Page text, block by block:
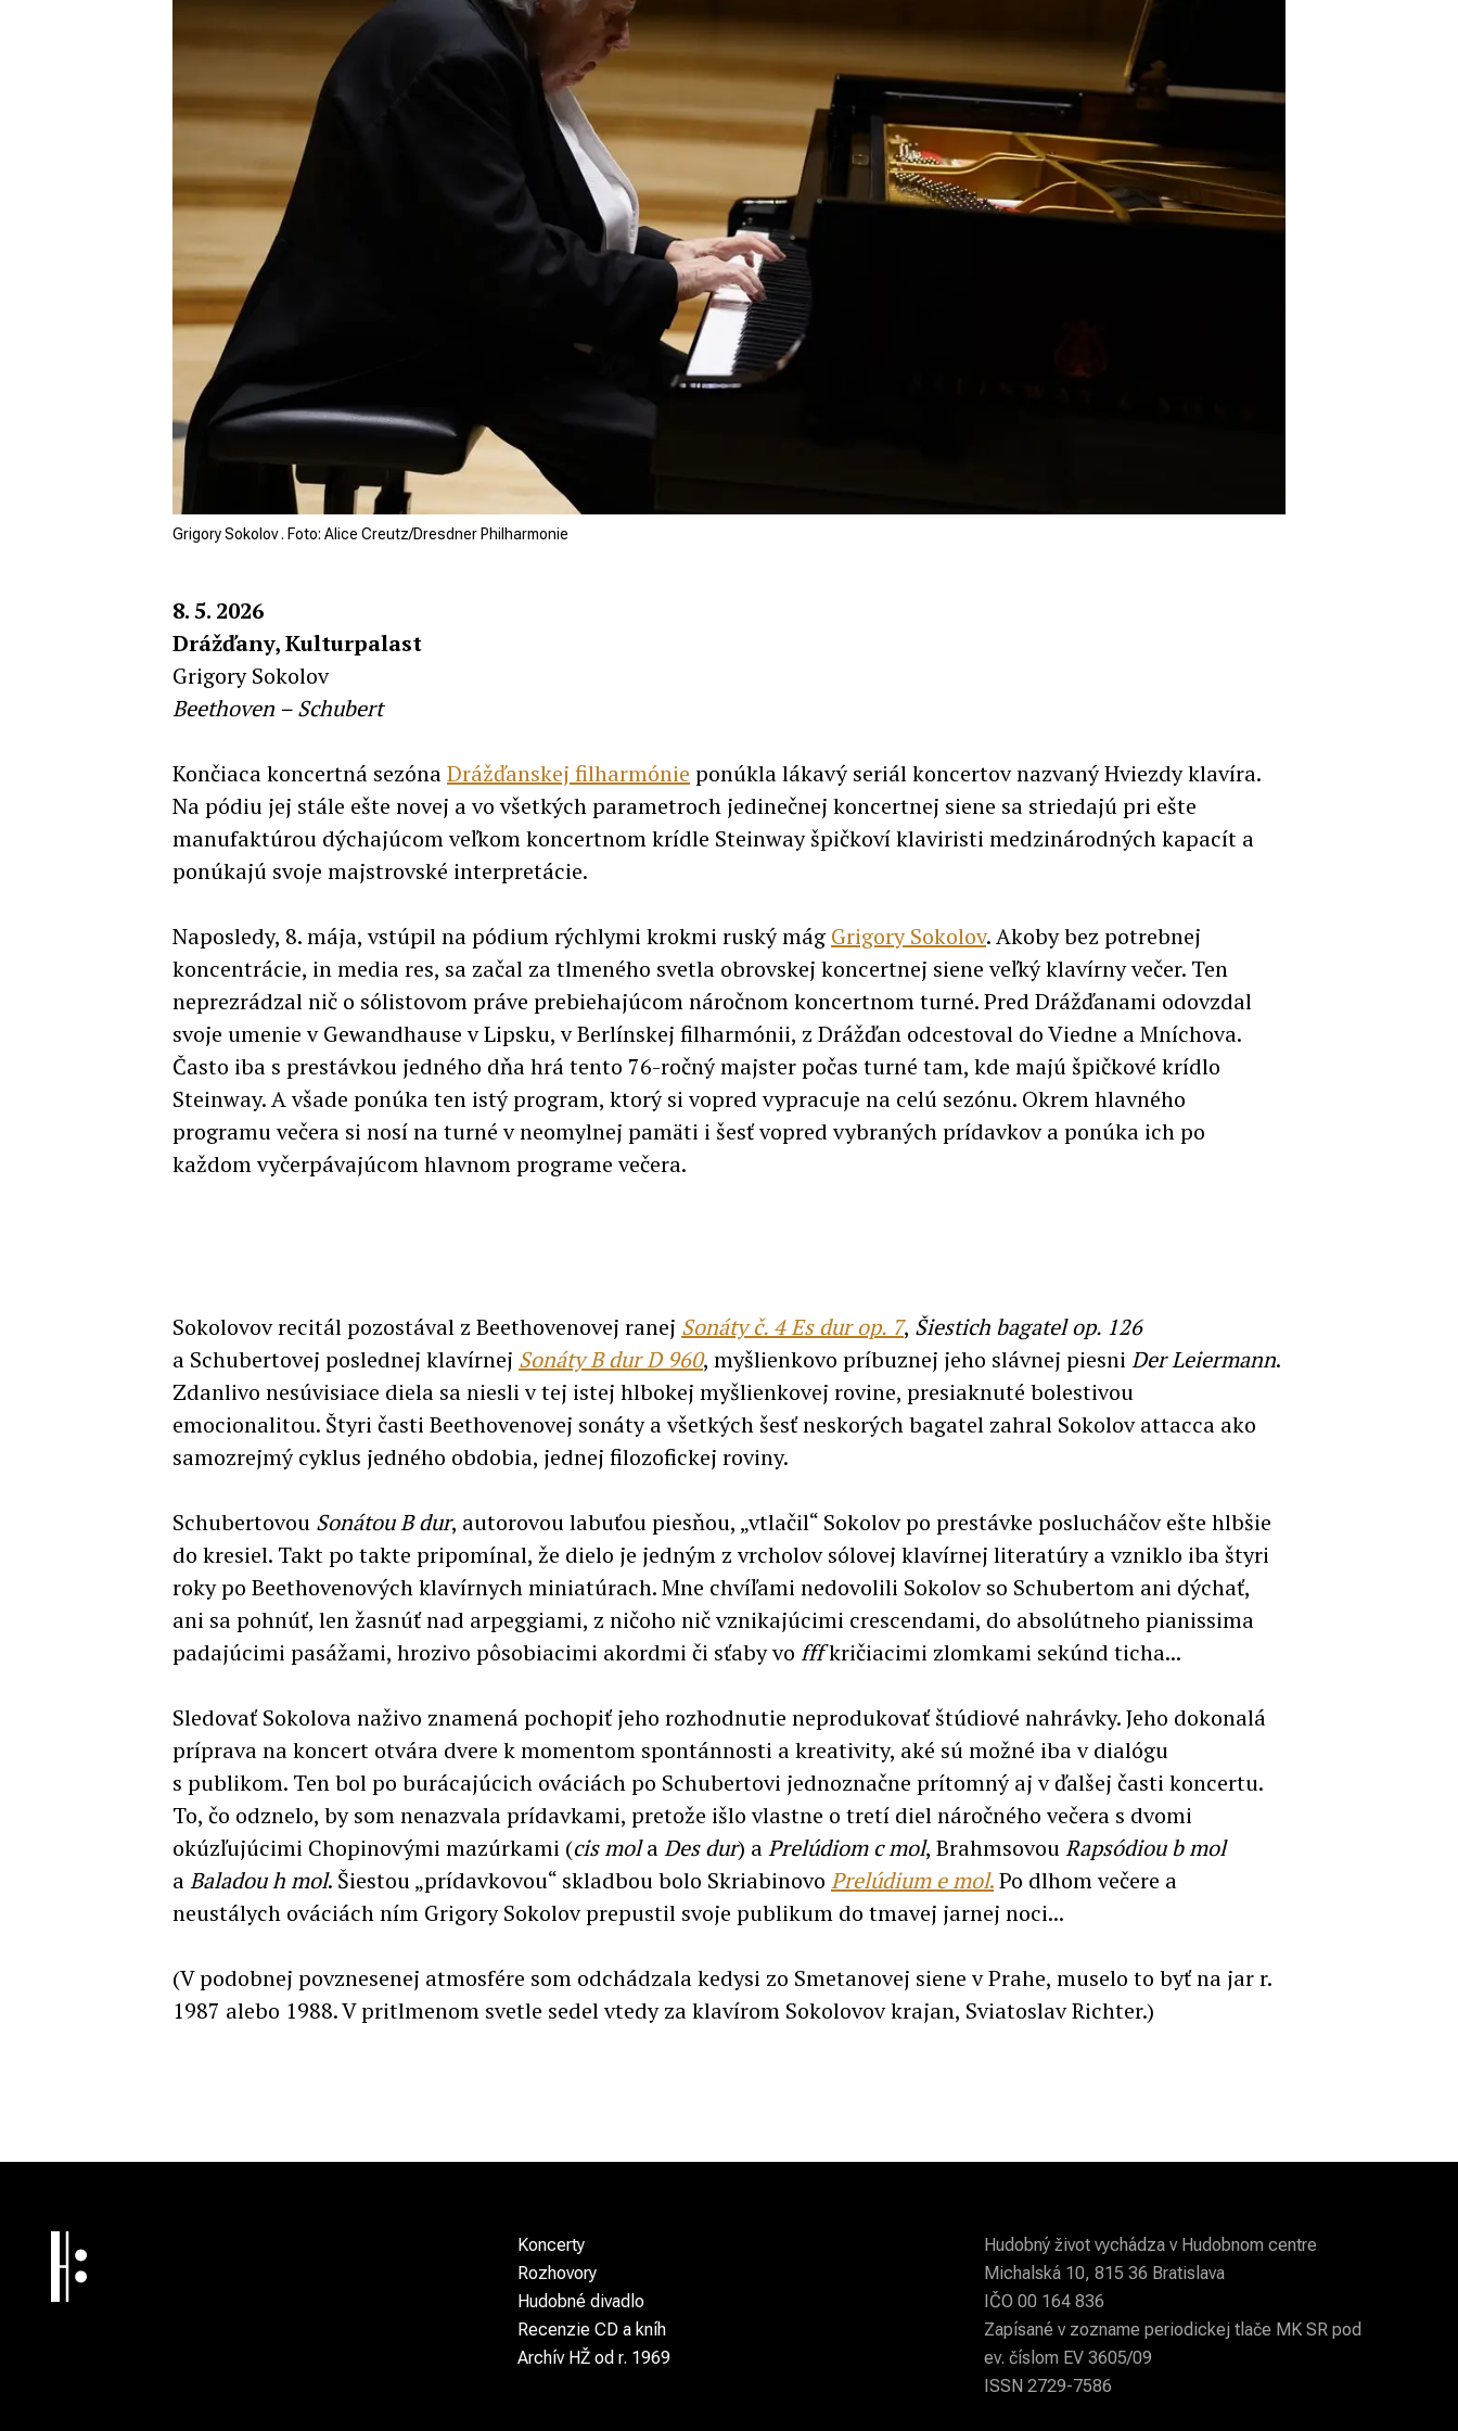
Grigory Sokolov . Foto: Alice Creutz/Dresdner Philharmonie
8. 5. 2026
Drážďany, Kulturpalast
Grigory Sokolov
Beethoven – Schubert
Končiaca koncertná sezónaDrážďanskej filharmónie ponúkla lákavý seriál koncertov nazvaný Hviezdy klavíra.
Na pódiu jej stále ešte novej a vo všetkých parametroch jedinečnej koncertnej siene sa striedajú pri ešte
manufaktúrou dýchajúcom veľkom koncertnom krídle Steinway špičkoví klaviristi medzinárodných kapacít a
ponúkajú svoje majstrovské interpretácie.
Naposledy, 8. mája, vstúpil na pódium rýchlymi krokmi ruský mág Grigory Sokolov. Akoby bez potrebnej
koncentrácie, in media res, sa začal za tlmeného svetla obrovskej koncertnej siene veľký klavírny večer. Ten
neprezrádzal nič o sólistovom práve prebiehajúcom náročnom koncertnom turné. Pred Drážďanami odovzdal
svoje umenie v Gewandhause v Lipsku, v Berlínskej filharmónii, z Drážďan odcestoval do Viedne a Mníchova.
Často iba s prestávkou jedného dňa hrá tento 76-ročný majster počas turné tam, kde majú špičkové krídlo
Steinway. A všade ponúka ten istý program, ktorý si vopred vypracuje na celú sezónu. Okrem hlavného
programu večera si nosí na turné v neomylnej pamäti i šesť vopred vybraných prídavkov a ponúka ich po
každom vyčerpávajúcom hlavnom programe večera.
Sokolovov recitál pozostával z Beethovenovej ranej Sonáty č. 4 Es dur op. 7, Šiestich bagatel op. 126
a Schubertovej poslednej klavírnej Sonáty B dur D 960, myšlienkovo príbuznej jeho slávnej piesni Der Leiermann.
Zdanlivo nesúvisiace diela sa niesli v tej istej hlbokej myšlienkovej rovine, presiaknuté bolestivou
emocionalitou. Štyri časti Beethovenovej sonáty a všetkých šesť neskorých bagatel zahral Sokolov attacca ako
samozrejmý cyklus jedného obdobia, jednej filozofickej roviny.
Schubertovou Sonátou B dur, autorovou labuťou piesňou, „vtlačil“ Sokolov po prestávke poslucháčov ešte hlbšie
do kresiel. Takt po takte pripomínal, že dielo je jedným z vrcholov sólovej klavírnej literatúry a vzniklo iba štyri
roky po Beethovenových klavírnych miniatúrach. Mne chvíľami nedovolili Sokolov so Schubertom ani dýchať,
ani sa pohnúť, len žasnúť nad arpeggiami, z ničoho nič vznikajúcimi crescendami, do absolútneho pianissima
padajúcimi pasážami, hrozivo pôsobiacimi akordmi či sťaby vo fffkričiacimi zlomkami sekúnd ticha...
Sledovať Sokolova naživo znamená pochopiť jeho rozhodnutie neprodukovať štúdiové nahrávky. Jeho dokonalá
príprava na koncert otvára dvere k momentom spontánnosti a kreativity, aké sú možné iba v dialógu
s publikom. Ten bol po burácajúcich ováciách po Schubertovi jednoznačne prítomný aj v ďalšej časti koncertu.
To, čo odznelo, by som nenazvala prídavkami, pretože išlo vlastne o tretí diel náročného večera s dvomi
okúzľujúcimi Chopinovými mazúrkami (cis molaDes dur) aPrelúdiom c mol, BrahmsovouRapsódiou b mol
aBaladou h mol. Šiestou „prídavkovou“ skladbou bolo Skriabinovo Prelúdium e mol.Po dlhom večere a
neustálych ováciách ním Grigory Sokolov prepustil svoje publikum do tmavej jarnej noci...
(V podobnej povznesenej atmosfére som odchádzala kedysi zo Smetanovej siene v Prahe, muselo to byť na jar r.
1987 alebo 1988. V pritlmenom svetle sedel vtedy za klavírom Sokolovov krajan, Sviatoslav Richter.)
Koncerty
Rozhovory
Hudobné divadlo
Recenzie CD a kníh
Archív HŽ od r. 1969
Hudobný život vychádza v Hudobnom centre
Michalská 10, 815 36 Bratislava
IČO 00 164 836
Zapísané v zozname periodickej tlače MK SR pod
ev. číslom EV 3605/09
ISSN 2729-7586